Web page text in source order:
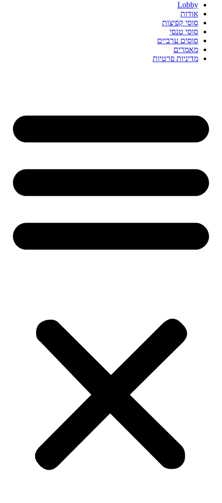
Lobby
אודות
סוסי קפיצות
סוסי טנסי
סוסים ערביים
מאמרים
מדיניות פרטיות